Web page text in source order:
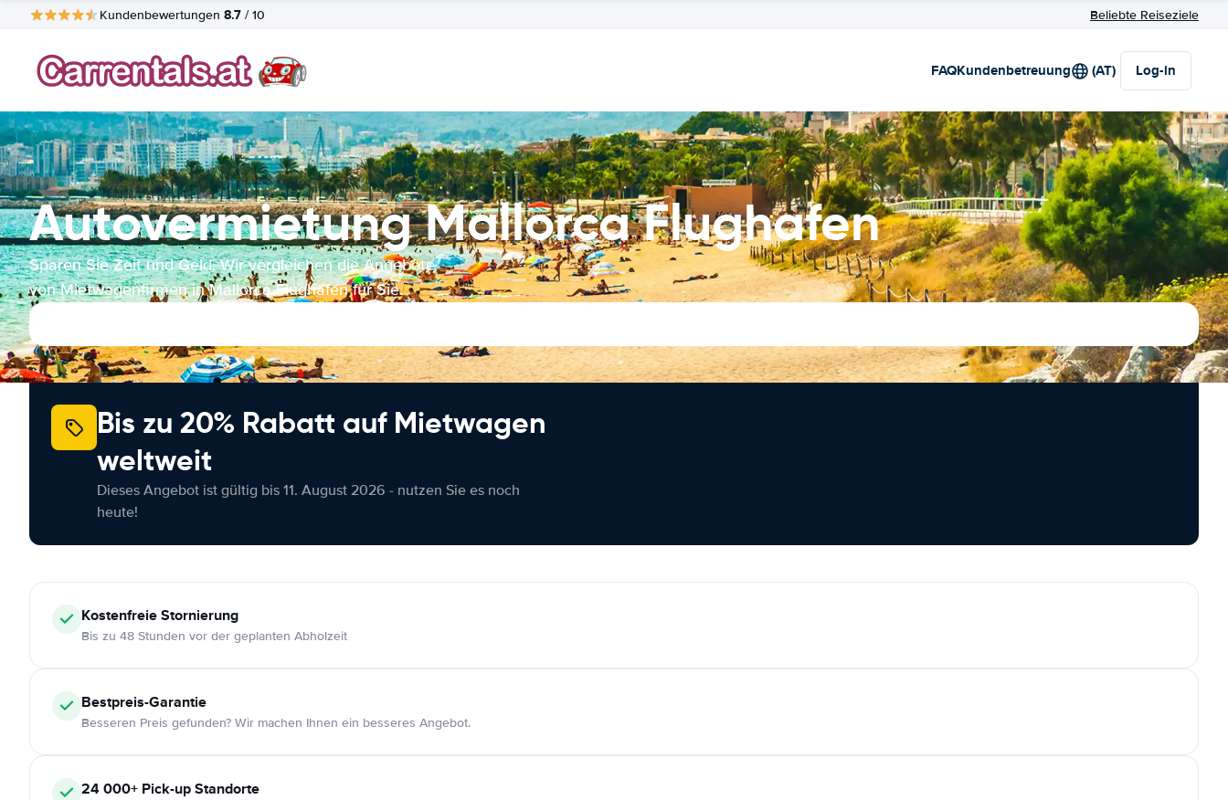
Kundenbewertungen 8.7 / 10 Beliebte Reiseziele
FAQKundenbetreuung (AT) Log-in
Autovermietung Mallorca Flughafen
Sparen Sie Zeit und Geld. Wir vergleichen die Angebote
von Mietwagenfirmen in Mallorca Flughafen für Sie.
Bis zu 20% Rabatt auf Mietwagen
weltweit
Dieses Angebot ist gültig bis 11. August 2026 - nutzen Sie es noch
heute!
KostenfreieStornierung
Bis zu 48 Stunden vor der geplanten Abholzeit
Bestpreis-Garantie
Besseren Preis gefunden? Wir machen Ihnen ein besseres Angebot.
24 000+ Pick-up Standorte